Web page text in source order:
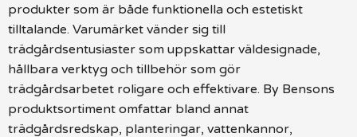
produkter som är både funktionella och estetiskt
tilltalande. Varumärket vänder sig till
trädgårdsentusiaster som uppskattar väldesignade,
hållbara verktyg och tillbehör som gör
trädgårdsarbetet roligare och effektivare. By Bensons
produktsortiment omfattar bland annat
trädgårdsredskap, planteringar, vattenkannor,